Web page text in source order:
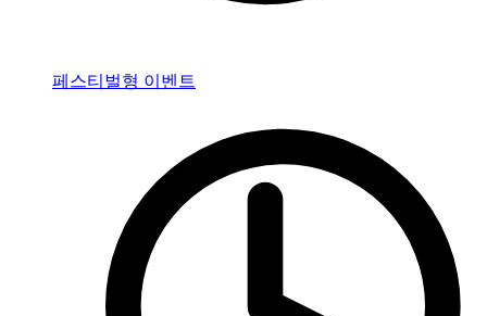
페스티벌형 이벤트